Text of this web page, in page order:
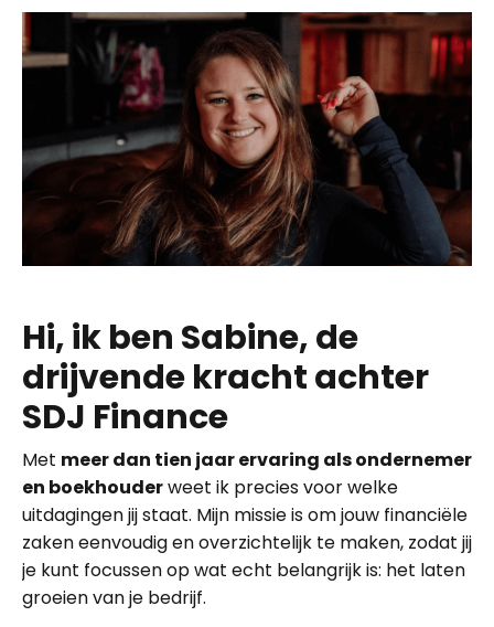
Hi, ik ben Sabine, de
drijvende kracht achter
SDJ Finance
Met meer dan tien jaar ervaring als ondernemer
en boekhouderweet ik precies voor welke
uitdagingen jij staat. Mijn missie is om jouw financiële
zaken eenvoudig en overzichtelijk te maken, zodat jij
je kunt focussen op wat echt belangrijk is: het laten
groeien van je bedrijf.